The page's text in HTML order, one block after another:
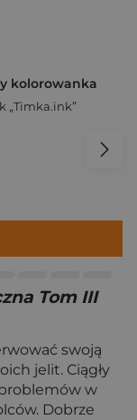
kolorowanka
„Timka.ink”
Tom III
swoją
jelit. Ciągły
w
Dobrze